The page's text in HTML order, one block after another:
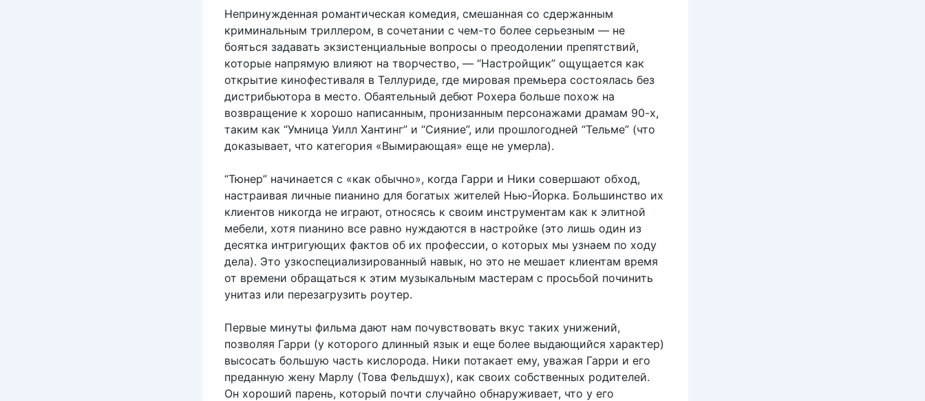
Непринужденная романтическая комедия, смешанная со сдержанным
криминальным триллером, в сочетании с чем-то более серьезным — не
бояться задавать экзистенциальные вопросы о преодолении препятствий,
которые напрямую влияют на творчество, — “Настройщик” ощущается как
открытие кинофестиваля в Теллуриде, где мировая премьера состоялась без
дистрибьютора в место. Обаятельный дебют Рохера больше похож на
возвращение к хорошо написанным, пронизанным персонажами драмам 90-х,
таким как “Умница Уилл Хантинг” и “Сияние”, или прошлогодней “Тельме” (что
доказывает, что категория «Вымирающая» еще не умерла).
“Тюнер” начинается с «как обычно», когда Гарри и Ники совершают обход,
настраивая личные пианино для богатых жителей Нью-Йорка. Большинство их
клиентов никогда не играют, относясь к своим инструментам как к элитной
мебели, хотя пианино все равно нуждаются в настройке (это лишь один из
десятка интригующих фактов об их профессии, о которых мы узнаем по ходу
дела). Это узкоспециализированный навык, но это не мешает клиентам время
от времени обращаться к этим музыкальным мастерам с просьбой починить
унитаз или перезагрузить роутер.
Первые минуты фильма дают нам почувствовать вкус таких унижений,
позволяя Гарри (у которого длинный язык и еще более выдающийся характер)
высосать большую часть кислорода. Ники потакает ему, уважая Гарри и его
преданную жену Марлу (Това Фельдшух), как своих собственных родителей.
Он хороший парень, который почти случайно обнаруживает, что у его